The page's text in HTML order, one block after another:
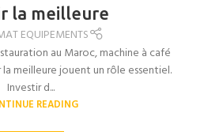
la meilleure
EQUIPEMENTS
au Maroc, machine à café
meilleure jouent un rôle essentiel.
Investir d...
READING